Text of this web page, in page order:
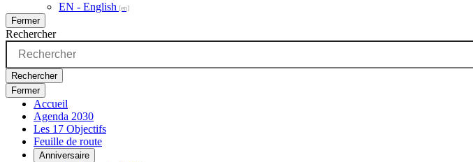
EN - English
Fermer
Rechercher
Rechercher
Fermer
Accueil
Agenda 2030
Les 17 Objectifs
Feuille de route
Anniversaire